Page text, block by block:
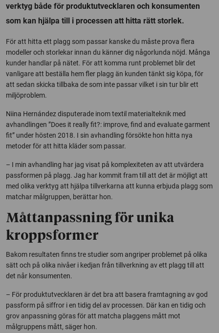
verktyg både för produktutvecklaren och konsumenten
som kan hjälpa till i processen att hitta rätt storlek.
För att hitta ett plagg som passar kanske du måste prova flera
modeller och storlekar innan du känner dig någorlunda nöjd. Många
kunder handlar på nätet. För att komma runt problemet blir det
vanligare att beställa hem fler plagg än kunden tänkt sig köpa, för
att sedan skicka tillbaka de som inte passar vilket i sin tur blir ett
miljöproblem.
Niina Hernández disputerade inom textil materialteknik med
avhandlingen ”Does it really fit?: improve, find and evaluate garment
fit” under hösten 2018. I sin avhandling försökte hon hitta nya
metoder för att hitta kläder som passar.
– I min avhandling har jag visat på komplexiteten av att utvärdera
passformen på plagg. Jag har kommit fram till att det är möjligt att
med olika verktyg att hjälpa tillverkarna att kunna erbjuda plagg som
matchar målgruppen, berättar hon.
Måttanpassning för unika
kroppsformer
Bakom resultaten finns tre studier som angriper problemet på olika
sätt och på olika nivåer i kedjan från tillverkning av ett plagg till att
det når konsumenten.
– För produktutvecklaren är det bra att basera framtagning av god
passform på siffror i en tidig del av processen. Där kan en tidig och
grov anpassning göras för att matcha plaggens mått mot
målgruppens mått, säger hon.